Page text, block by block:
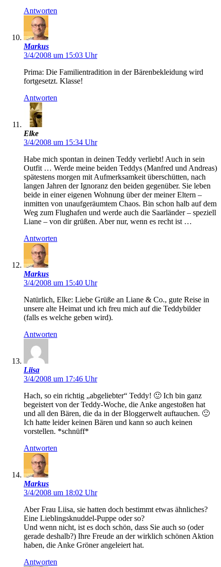
Antworten
Markus
3/4/2008 um 15:03 Uhr
Prima: Die Familientradition in der Bärenbekleidung wird
fortgesetzt. Klasse!
Antworten
Elke
3/4/2008 um 15:34 Uhr
Habe mich spontan in deinen Teddy verliebt! Auch in sein
Outfit … Werde meine beiden Teddys (Manfred und Andreas)
spätestens morgen mit Aufmerksamkeit überschütten, nach
langen Jahren der Ignoranz den beiden gegenüber. Sie leben
beide in einer eigenen Wohnung über der meiner Eltern –
inmitten von unaufgeräumtem Chaos. Bin schon halb auf dem
Weg zum Flughafen und werde auch die Saarländer – speziell
Liane – von dir grüßen. Aber nur, wenn es recht ist …
Antworten
Markus
3/4/2008 um 15:40 Uhr
Natürlich, Elke: Liebe Grüße an Liane & Co., gute Reise in
unsere alte Heimat und ich freu mich auf die Teddybilder
(falls es welche geben wird).
Antworten
Liisa
3/4/2008 um 17:46 Uhr
Hach, so ein richtig „abgeliebter“ Teddy! 🙂 Ich bin ganz
begeistert von der Teddy-Woche, die Anke angestoßen hat
und all den Bären, die da in der Bloggerwelt auftauchen. 🙂
Ich hatte leider keinen Bären und kann so auch keinen
vorstellen. *schnüff*
Antworten
Markus
3/4/2008 um 18:02 Uhr
Aber Frau Liisa, sie hatten doch bestimmt etwas ähnliches?
Eine Lieblingsknuddel-Puppe oder so?
Und wenn nicht, ist es doch schön, dass Sie auch so (oder
gerade deshalb?) Ihre Freude an der wirklich schönen Aktion
haben, die Anke Gröner angeleiert hat.
Antworten